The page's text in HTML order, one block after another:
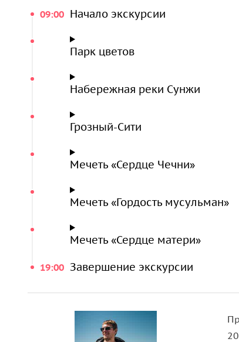
кв. метров;
уголок в самом центре города:
Грозный-Сити (смотровая площадка на
из семи многоэтажных зданий, среди
дома;
Города Шали и Аргун
Мечеть «Гордость мусульман»
30 тысяч человек, прилегающая
прилегающей территории устроена
Мечеть «Сердце матери»в Аргуне
09:00 Начало экскурсии
Парк цветов
Набережная реки Сунжи
Грозный-Сити
Мечеть «Сердце Чечни»
Мечеть «Гордость мусульман»
Мечеть «Сердце матери»
19:00 Завершение экскурсии